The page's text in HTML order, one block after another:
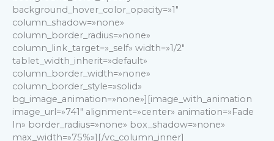
background_hover_color_opacity=»1″
column_shadow=»none»
column_border_radius=»none»
column_link_target=»_self» width=»1/2″
tablet_width_inherit=»default»
column_border_width=»none»
column_border_style=»solid»
bg_image_animation=»none»][image_with_animation
image_url=»741″ alignment=»center» animation=»Fade
In» border_radius=»none» box_shadow=»none»
max_width=»75%»][/vc_column_inner]